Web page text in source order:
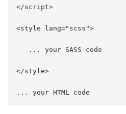
</script>
<style lang="scss">
... your SASS code
</style>